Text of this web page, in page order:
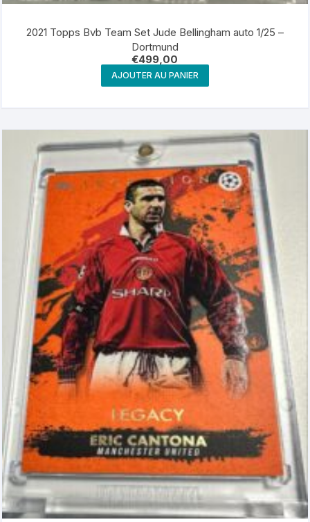
2021 Topps Bvb Team Set Jude Bellingham auto 1/25 –
Dortmund
€499,00
AJOUTER AU PANIER